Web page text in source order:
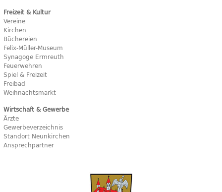
Freizeit & Kultur
Vereine
Kirchen
Büchereien
Felix-Müller-Museum
Synagoge Ermreuth
Feuerwehren
Spiel & Freizeit
Freibad
Weihnachtsmarkt
Wirtschaft & Gewerbe
Ärzte
Gewerbeverzeichnis
Standort Neunkirchen
Ansprechpartner